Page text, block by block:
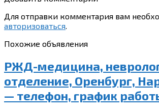
Для отправки комментария вам
авторизоваться.
Похожие объявления
РЖД-медицина,
отделение, Оренбург,
— телефон, график